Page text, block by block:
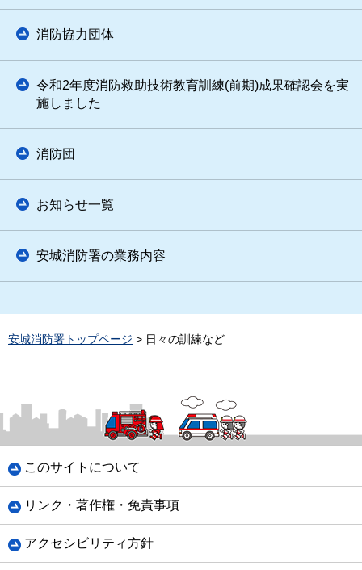
消防協力団体
令和2年度消防救助技術教育訓練(前期)成果確認会を実
施しました
消防団
お知らせ一覧
安城消防署の業務内容
安城消防署トップページ > 日々の訓練など
このサイトについて
リンク・著作権・免責事項
アクセシビリティ方針